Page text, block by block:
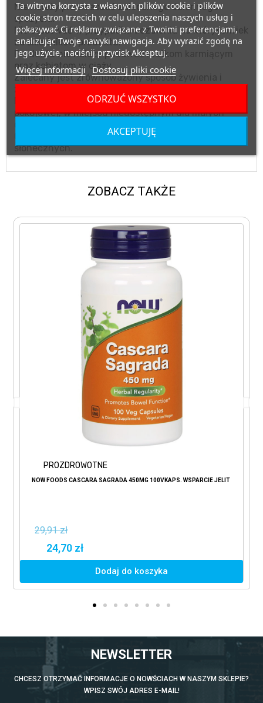
Nie należy przekraczać zalecanego dziennego
spożycia.
Nie stosować w przypadku uczulenia na którykolwiek
ze składników produktu.
Produktu nie należy podawać matkom karmiącym
oraz kobietom w ciąży.
Zalecany jest zrównoważony sposób żywienia i
Przechowywać w suchym miejscu, w temperaturze
pokojowej, w miejscu niedostępnym dla małych
Chronić przed bezpośrednim działaniem promieni
słonecznych.
ZOBACZ TAKŻE
PROZDROWOTNE
NOW FOODS CASCARA SAGRADA 450MG 100VKAPS. WSPARCIE JELIT
29,91 zł
24,70 zł
Dodaj do koszyka
NEWSLETTER
CHCESZ OTRZYMAĆ INFORMACJE O NOWŚCIACH W NASZYM SKLEPIE?
WPISZ SWÓJ ADRES E-MAIL!
Ta witryna korzysta z własnych plików cookie i plików
cookie stron trzecich w celu ulepszenia naszych usług i
pokazywać Ci reklamy związane z Twoimi preferencjami,
analizując Twoje nawyki nawigacja. Aby wyrazić zgodę na
jego użycie, naciśnij przycisk Akceptuj.
Więcej informacji Dostosuj pliki cookie
ODRZUĆ WSZYSTKO
AKCEPTUJĘ